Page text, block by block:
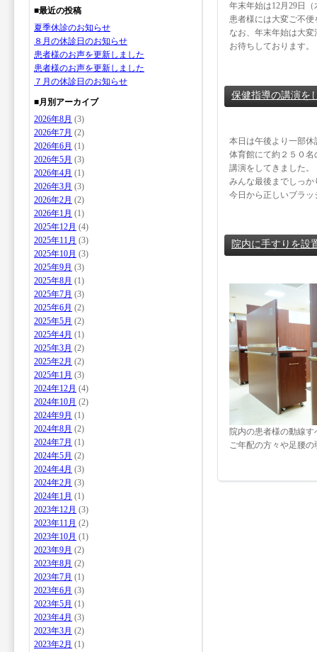
年末年始は12月29日
患者様には大変ご不
なお、年末年始は大
お待ちしております。
保健指導の講演を
本日は午後より一部
体育館にて約２５０
講演をしてきました。
みんな最後までしっ
今日から正しいブラ
院内に手すりを設
院内の患者様の動線
ご年配の方々や足腰
■最近の投稿
夏季休診のお知らせ
８月の休診日のお知らせ
患者様のお声を更新しました
患者様のお声を更新しました
７月の休診日のお知らせ
■月別アーカイブ
2026年8月 (3)
2026年7月 (2)
2026年6月 (1)
2026年5月 (3)
2026年4月 (1)
2026年3月 (3)
2026年2月 (2)
2026年1月 (1)
2025年12月 (4)
2025年11月 (3)
2025年10月 (3)
2025年9月 (3)
2025年8月 (1)
2025年7月 (3)
2025年6月 (2)
2025年5月 (2)
2025年4月 (1)
2025年3月 (2)
2025年2月 (2)
2025年1月 (3)
2024年12月 (4)
2024年10月 (2)
2024年9月 (1)
2024年8月 (2)
2024年7月 (1)
2024年5月 (2)
2024年4月 (3)
2024年2月 (3)
2024年1月 (1)
2023年12月 (3)
2023年11月 (2)
2023年10月 (1)
2023年9月 (2)
2023年8月 (2)
2023年7月 (1)
2023年6月 (3)
2023年5月 (1)
2023年4月 (3)
2023年3月 (2)
2023年2月 (1)